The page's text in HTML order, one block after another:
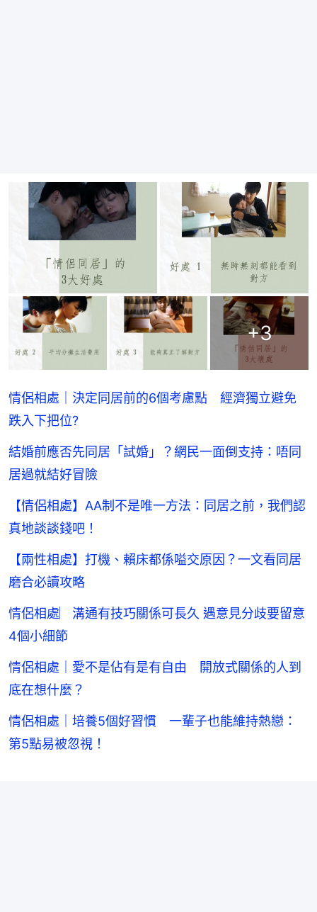
+3
情侶相處｜決定同居前的6個考慮點 經濟獨立避免
跌入下把位?
結婚前應否先同居「試婚」？網民一面倒支持：唔同
居過就結好冒險
【情侶相處】AA制不是唯一方法：同居之前，我們認
真地談談錢吧！
【兩性相處】打機、賴床都係嗌交原因？一文看同居
磨合必讀攻略
情侶相處︳溝通有技巧關係可長久 遇意見分歧要留意
4個小細節
情侶相處｜愛不是佔有是有自由 開放式關係的人到
底在想什麼？
情侶相處｜培養5個好習慣 一輩子也能維持熱戀：
第5點易被忽視！